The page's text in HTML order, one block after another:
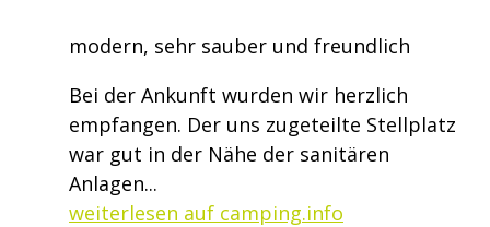
modern, sehr sauber und freundlich
Bei der Ankunft wurden wir herzlich
empfangen. Der uns zugeteilte Stellplatz
war gut in der Nähe der sanitären
Anlagen...
weiterlesen auf camping.info